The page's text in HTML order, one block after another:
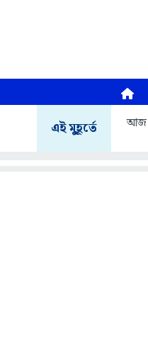
এই মুহূর্তে আজ